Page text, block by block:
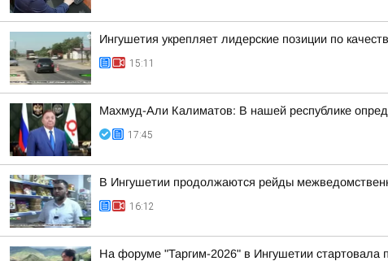
Ингушетия укрепляет лидерские позиции по
15:11
Махмуд-Али Калиматов: В нашей республике
17:45
В Ингушетии продолжаются рейды
16:12
На форуме "Таргим-2026" в Ингушетии стартовала